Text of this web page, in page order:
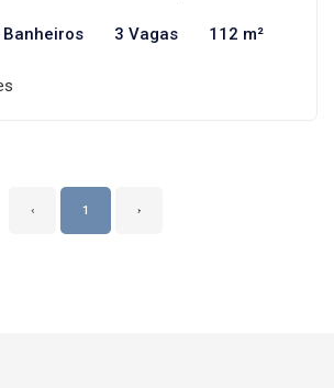
Banheiros 3 Vagas 112 m²
‹ 1 ›